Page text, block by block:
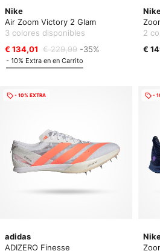
Nike
Air Zoom Victory 2 Glam
3 colores disponibles
€ 134,01 € 229,99 -35%
- 10% Extra en en Carrito
2
€
adidas
ADIZERO Finesse
- 10% EXTRA -